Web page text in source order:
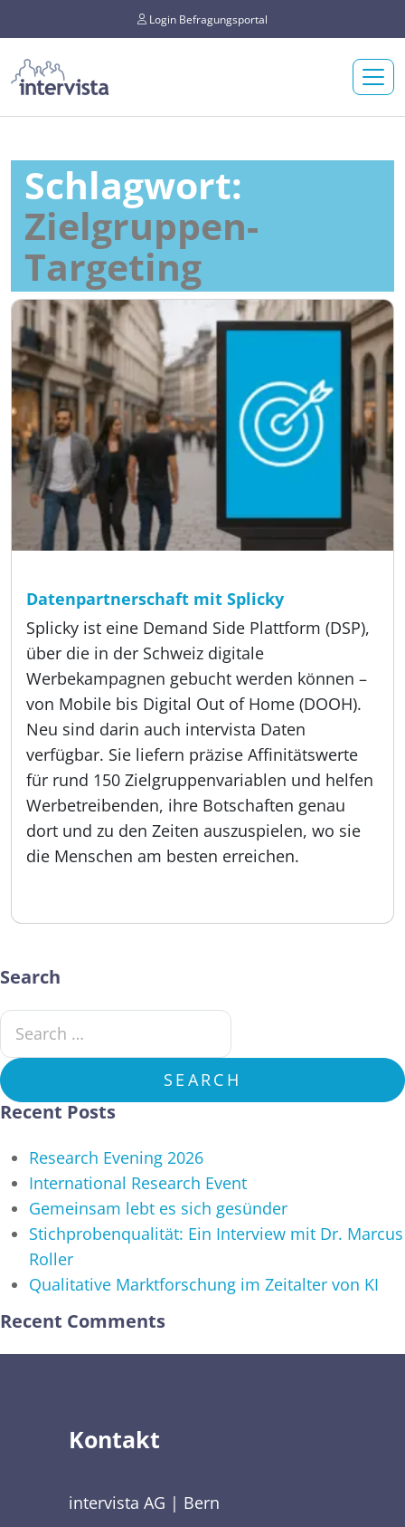
Login Befragungsportal
Schlagwort:
Zielgruppen-
Targeting
Datenpartnerschaft mit Splicky
Splicky ist eine Demand Side Plattform (DSP),
über die in der Schweiz digitale
Werbekampagnen gebucht werden können –
von Mobile bis Digital Out of Home (DOOH).
Neu sind darin auch intervista Daten
verfügbar. Sie liefern präzise Affinitätswerte
für rund 150 Zielgruppenvariablen und helfen
Werbetreibenden, ihre Botschaften genau
dort und zu den Zeiten auszuspielen, wo sie
die Menschen am besten erreichen.
Search
Search for:
SEARCH
Recent Posts
Research Evening 2026
International Research Event
Gemeinsam lebt es sich gesünder
Stichprobenqualität: Ein Interview mit Dr. Marcus
Roller
Qualitative Marktforschung im Zeitalter von KI
Recent Comments
Kontakt
intervista AG | Bern